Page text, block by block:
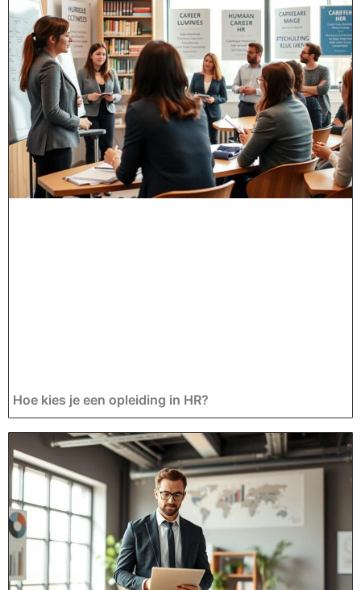
Hoe kies je een opleiding in HR?